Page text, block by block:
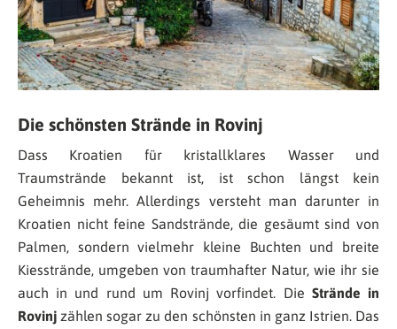
Die schönsten Strände in Rovinj
Dass Kroatien für kristallklares Wasser und
Traumstrände bekannt ist, ist schon längst kein
Geheimnis mehr. Allerdings versteht man darunter in
Kroatien nicht feine Sandstrände, die gesäumt sind von
Palmen, sondern vielmehr kleine Buchten und breite
Kiesstrände, umgeben von traumhafter Natur, wie ihr sie
auch in und rund um Rovinj vorfindet. Die Strände in
Rovinj zählen sogar zu den schönsten in ganz Istrien. Das